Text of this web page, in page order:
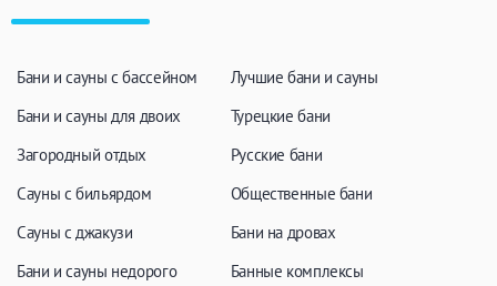
Бани и сауны с бассейном
Бани и сауны для двоих
Загородный отдых
Сауны с бильярдом
Сауны с джакузи
Бани и сауны недорого
Лучшие бани и сауны
Турецкие бани
Русские бани
Общественные бани
Бани на дровах
Банные комплексы